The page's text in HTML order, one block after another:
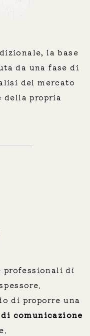
la base
da una fase di
del mercato
della propria
professionali di
di proporre una
comunicazione